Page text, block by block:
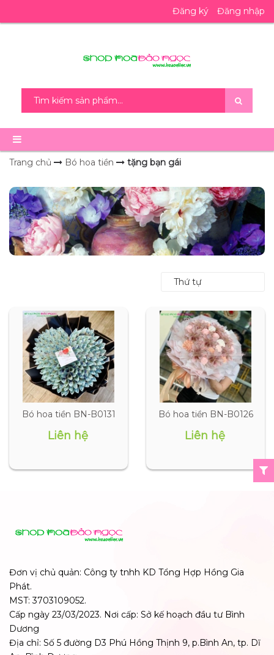
Đăng ký Đăng nhập
Trang chủ Bó hoa tiền tặng bạn gái
Thứ tự
Bó hoa tiền BN-B0131
Liên hệ
Bó hoa tiền BN-B0126
Liên hệ
Đơn vị chủ quản: Công ty tnhh KD Tổng Hợp Hồng Gia
Phát.
MST: 3703109052.
Cấp ngày 23/03/2023. Nơi cấp: Sở kế hoạch đầu tư Bình
Dương
Địa chỉ: Số 5 đường D3 Phú Hồng Thịnh 9, p.Bình An, tp. Dĩ